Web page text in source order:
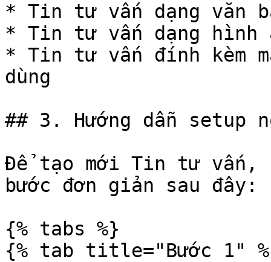
* Tin tư vấn dạng văn
* Tin tư vấn dạng hình
* Tin tư vấn đính kèm
dùng
## 3. Hướng dẫn setup
Để tạo mới Tin tư vấn,
bước đơn giản sau đây:
{% tabs %}
{% tab title="Bước 1"